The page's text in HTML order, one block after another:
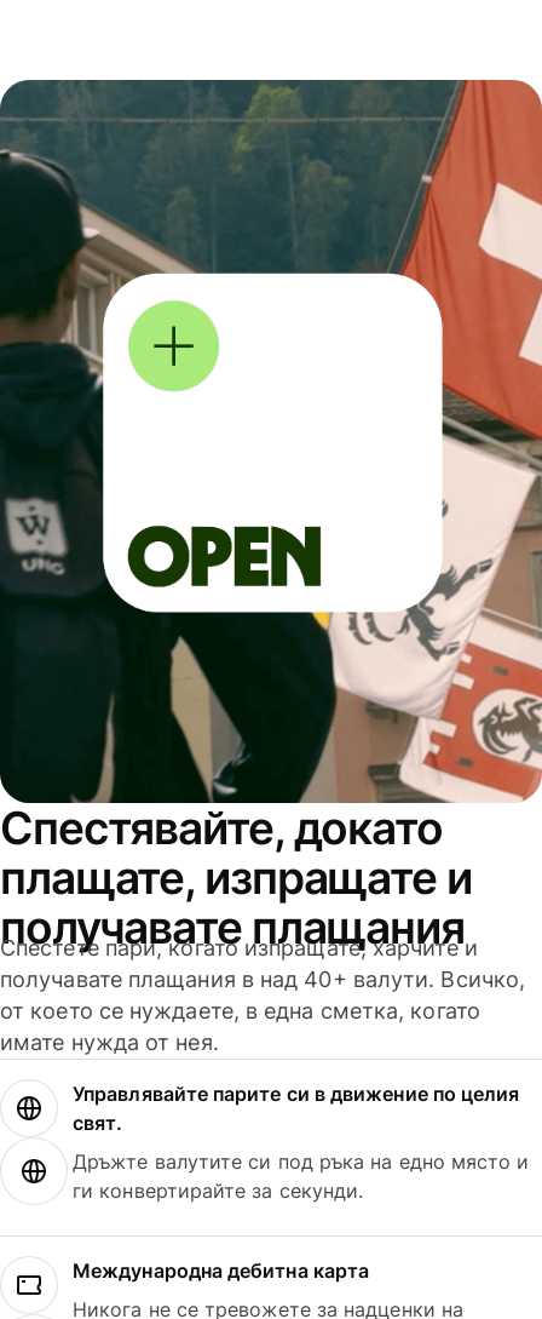
Спестявайте, докато
плащате, изпращате и
получавате плащания
Спестете пари, когато изпращате, харчите и
получавате плащания в над 40+ валути. Всичко,
от което се нуждаете, в една сметка, когато
имате нужда от нея.
Управлявайте парите си в движение по целия
свят.
Дръжте валутите си под ръка на едно място и
ги конвертирайте за секунди.
Международна дебитна карта
Никога не се тревожете за надценки на